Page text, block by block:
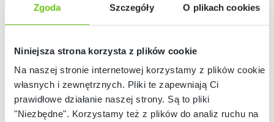
Zgoda Szczegóły O plikach cookies
Niniejsza strona korzysta z plików cookie
Na naszej stronie internetowej korzystamy z plików cookie:
własnych i zewnętrznych. Pliki te zapewniają Ci
prawidłowe działanie naszej strony. Są to pliki
"Niezbędne". Korzystamy też z plików do analiz ruchu na
Dostępny Dostępny